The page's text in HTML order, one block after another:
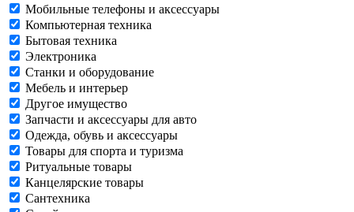
Мобильные телефоны и аксессуары
Компьютерная техника
Бытовая техника
Электроника
Станки и оборудование
Мебель и интерьер
Другое имущество
Запчасти и аксессуары для авто
Одежда, обувь и аксессуары
Товары для спорта и туризма
Ритуальные товары
Канцелярские товары
Сантехника